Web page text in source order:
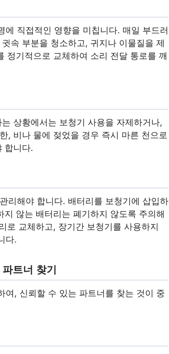
직접적인 영향을 미칩니다. 매일 부드러
속 부분을 청소하고, 귀지나 이물질을 제
정기적으로 교체하여 소리 전달 통로를 깨
상황에서는 보청기 사용을 자제하거나,
, 비나 물에 젖었을 경우 즉시 마른 천으로
합니다.
리해야 합니다. 배터리를 보청기에 삽입하
않는 배터리는 폐기하지 않도록 주의해
로 교체하고, 장기간 보청기를 사용하지
다.
트너 찾기
여, 신뢰할 수 있는 파트너를 찾는 것이 중